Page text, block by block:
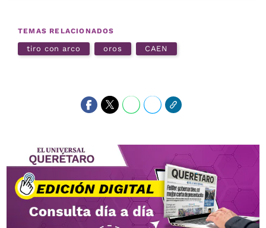
TEMAS RELACIONADOS
tiro con arco oros CAEN